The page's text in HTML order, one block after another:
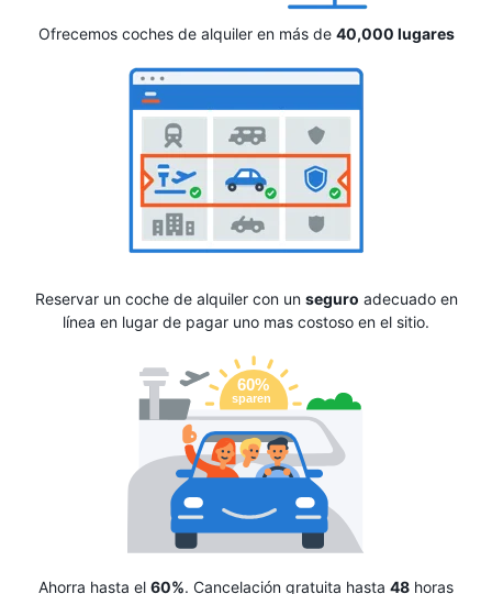
Ofrecemos coches de alquiler en más de 40,000 lugares
Reservar un coche de alquiler con un seguro adecuado en
línea en lugar de pagar uno mas costoso en el sitio.
Ahorra hasta el 60%. Cancelación gratuita hasta 48 horas